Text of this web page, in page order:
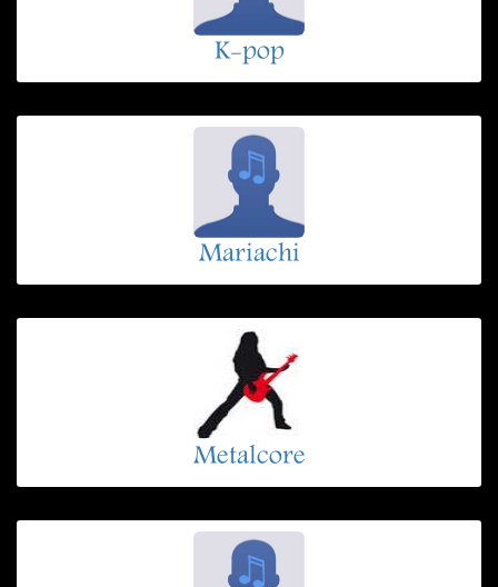
K-pop
Mariachi
Metalcore